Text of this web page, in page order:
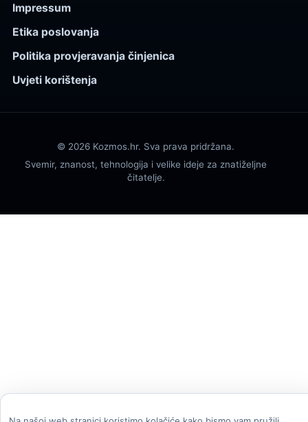
Impressum
Etika poslovanja
Politika provjeravanja činjenica
Uvjeti korištenja
© 2026 Kozmos.hr. Sva prava pridržana.
Svemir, znanost, tehnologija i velike ideje za znatiželjne
čitatelje.